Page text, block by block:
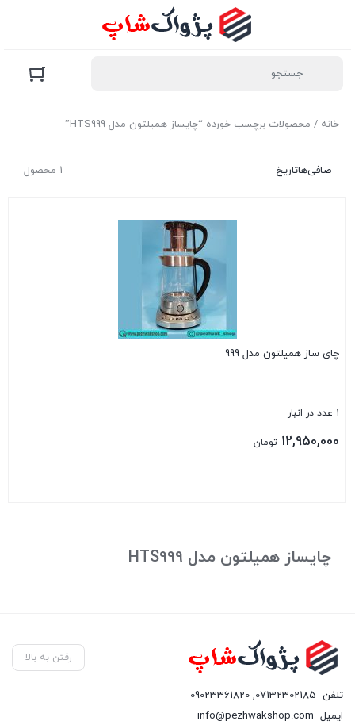
خانه / محصولات برچسب خورده “چایساز همیلتون مدل HTS999”
1 محصول صافی‌هاتاریخ
چای ساز همیلتون مدل 999
1 عدد در انبار
12,950,000 تومان
چایساز همیلتون مدل HTS999
رفتن به بالا
تلفن 07132302185
,
09023361820
ایمیل info@pezhwakshop.com